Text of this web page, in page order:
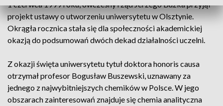
1 czerwca 1999 roku, ówczesny rząd Jerzego Buzka przyjął
projekt ustawy o utworzeniu uniwersytetu w Olsztynie.
Okrągła rocznica stała się dla społeczności akademickiej
okazją do podsumowań dwóch dekad działalności uczelni.
Z okazji święta uniwersytetu tytuł doktora honoris causa
otrzymał profesor Bogusław Buszewski, uznawany za
jednego z najwybitniejszych chemików w Polsce. W jego
obszarach zainteresowań znajduje się chemia analityczna